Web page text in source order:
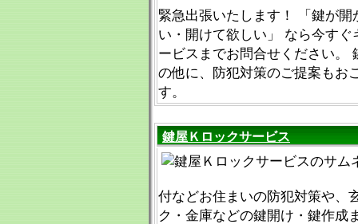
緊急出張いたします！ 「鍵が開
い・開けて欲しい」 なら今すぐ
ービスまでお問合せください。
の他に、防犯対策のご提案もお
す。
鍵屋Ｋロックサービス
付などお住まいの防犯対策や、
ク・金庫などの鍵開け・鍵作成